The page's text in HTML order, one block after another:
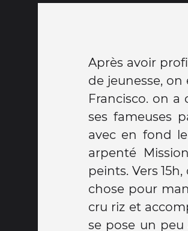
Après avoir
de jeunesse,
Francisco. on
ses fameuses
avec en fond
arpenté
peints. Vers
chose pour
cru riz et
se pose un peu
passe ensuite